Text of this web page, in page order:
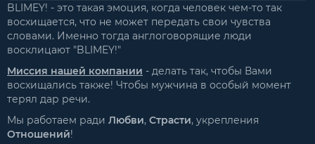
BLIMEY! - это такая эмоция, когда человек чем-то так
восхищается, что не может передать свои чувства
словами. Именно тогда англоговорящие люди
восклицают "BLIMEY!"
Миссия нашей компании - делать так, чтобы Вами
восхищались также! Чтобы мужчина в особый момент
терял дар речи.
Мы работаем ради Любви, Страсти, укрепления
Отношений!